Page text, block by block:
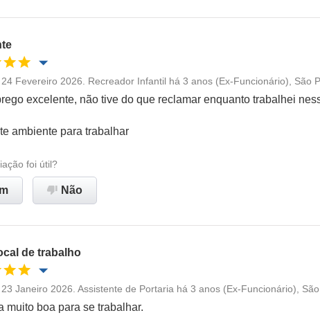
de promoção
de trabalho
Conciliação com a vida familiar
esta empresa
Fevereiro 2026. Recreador Infantil há 3 anos (Ex-Funcionário), São
excelente, não tive do que reclamar enquanto trabalhei
ambiente para trabalhar
foi útil?
Não
de trabalho
de promoção
Janeiro 2026. Assistente de Portaria há 3 anos (Ex-Funcionário),
muito boa para se trabalhar.